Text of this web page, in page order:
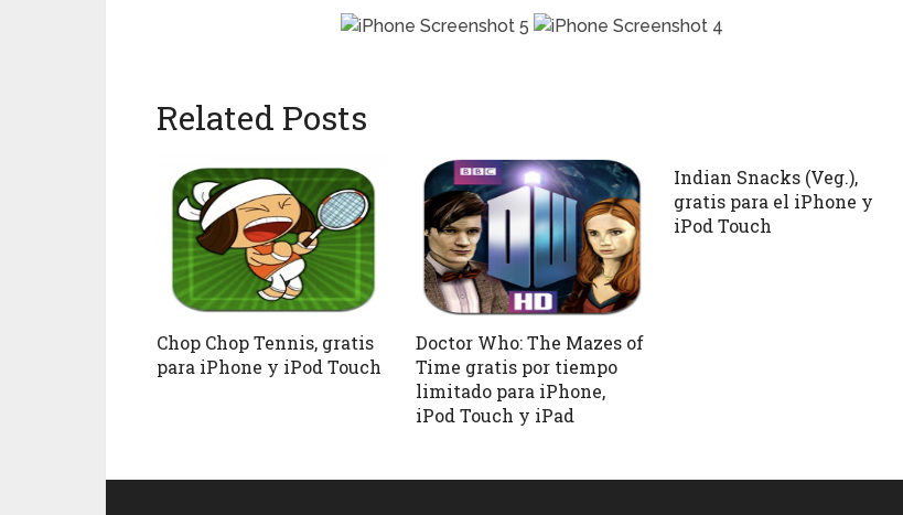
Related Posts
Chop Chop Tennis, gratis
para iPhone y iPod Touch
Doctor Who: The Mazes of
Time gratis por tiempo
limitado para iPhone,
iPod Touch y iPad
Indian Snacks (Veg.),
gratis para el iPhone y
iPod Touch